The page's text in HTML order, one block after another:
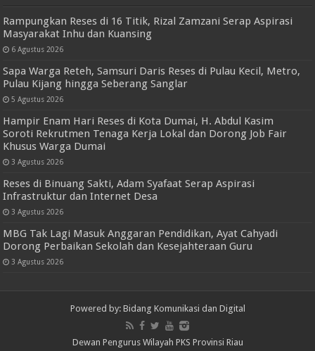
Rampungkan Reses di 16 Titik, Rizal Zamzani Serap Aspirasi
Masyarakat Inhu dan Kuansing
6 Agustus 2026
Sapa Warga Reteh, Samsuri Daris Reses di Pulau Kecil, Metro,
Pulau Kijang hingga Seberang Sanglar
5 Agustus 2026
Hampir Enam Hari Reses di Kota Dumai, H. Abdul Kasim
Soroti Rekrutmen Tenaga Kerja Lokal dan Dorong Job Fair
Khusus Warga Dumai
3 Agustus 2026
Reses di Binuang Sakti, Adam Syafaat Serap Aspirasi
Infrastruktur dan Internet Desa
3 Agustus 2026
MBG Tak Lagi Masuk Anggaran Pendidikan, Ayat Cahyadi
Dorong Perbaikan Sekolah dan Kesejahteraan Guru
3 Agustus 2026
Powered by: Bidang Komunikasi dan Digital
Dewan Pengurus Wilayah PKS Provinsi Riau